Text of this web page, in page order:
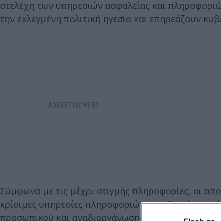
στελέχη των υπηρεσιών ασφαλείας και
την εκλεγμένη πολιτική ηγεσία και επηρεάζουν
Σύμφωνα με τις μέχρι στιγμής πληροφορίες, οι
κρίσιμες υπηρεσίες πληροφοριών και εθνικής
προσωπικού και αναδιοργάνωσης των υπηρεσιών.